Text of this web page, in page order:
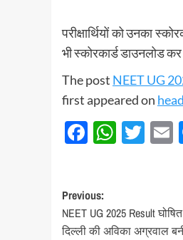
परीक्षार्थियों को उनका
भी स्कोरकार्ड डाउनलोड
The post NEET UG
first appeared on
Post
navigation
Previous:
NEET UG 2025 Result
दिल्ली की अविका अग्रवाल